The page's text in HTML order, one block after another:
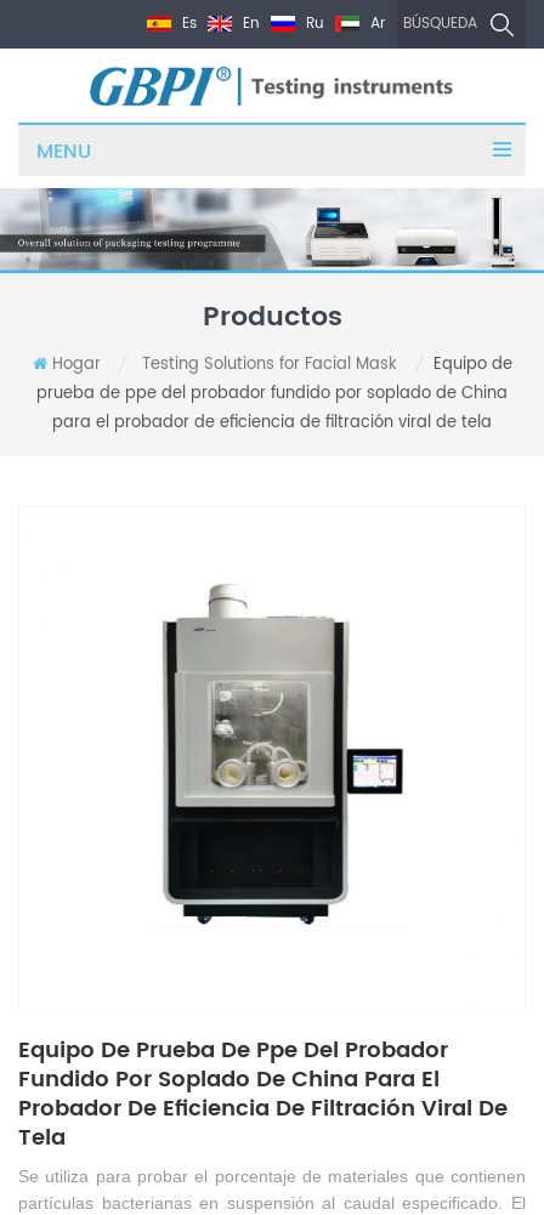
BÚSQUEDA
Es En Ru Ar
MENU
Productos
Hogar Testing Solutions for Facial Mask
Equipo de
prueba de ppe del probador fundido por soplado de China
para el probador de eficiencia de filtración viral de tela
Equipo De Prueba De Ppe Del Probador
Fundido Por Soplado De China Para El
Probador De Eficiencia De Filtración Viral De
Tela
Se utiliza para probar el porcentaje de materiales que contienen
partículas bacterianas en suspensión al caudal especificado. El